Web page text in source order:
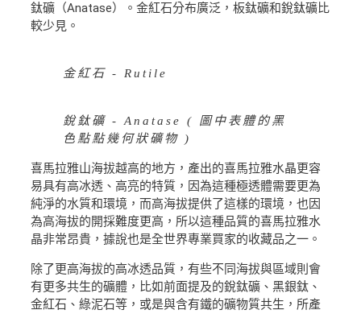
鈦礦（Anatase）。金紅石分布廣泛，板鈦礦和銳鈦礦比
較少見。
金紅石 - Rutile
銳鈦礦 - Anatase ( 圖中表體的黑
色點點幾何狀礦物 )
喜馬拉雅山海拔越高的地方，產出的喜馬拉雅水晶更容
易具有高冰透、高亮的特質，因為這種極透體需要更為
純淨的水質和環境，而高海拔提供了這樣的環境，也因
為高海拔的開採難度更高，所以這種品質的喜馬拉雅水
晶非常昂貴，據說也是全世界專業買家的收藏品之一。
除了更高海拔的高冰透品質，有些不同海拔與區域則會
有更多共生的礦體，比如前面提及的銳鈦礦、黑銀鈦、
金紅石、綠泥石等，或是與含有鐵的礦物質共生，所產